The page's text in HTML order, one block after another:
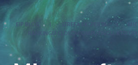
EIP BLOG | STREFA EKSPERTA |
RANKINGU CLOUD-COMPUTINGU. KTO